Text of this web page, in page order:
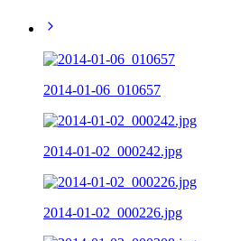
2014-01-06_010657
2014-01-02_000242.jpg
2014-01-02_000226.jpg